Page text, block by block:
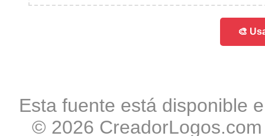
🎨
Esta fuente está disponible
© 2026